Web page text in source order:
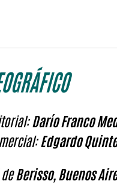
Darío Franco
Edgardo
Berisso, Buenos